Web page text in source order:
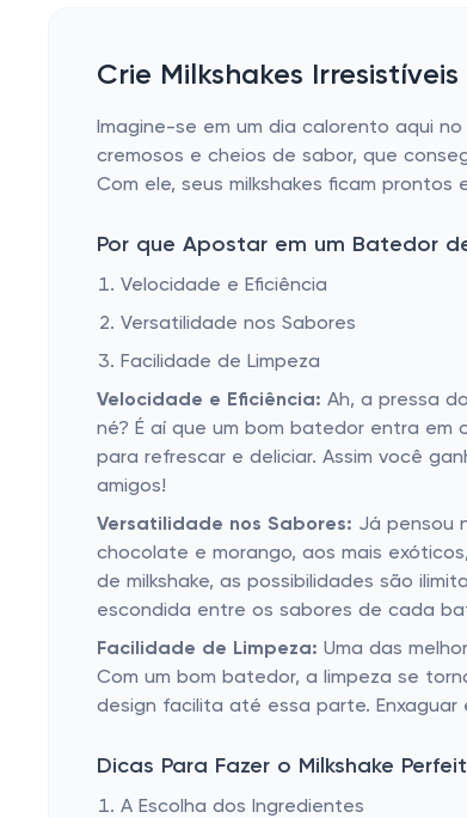
Crie Milkshakes
Imagine-se em um dia calorento aqui
cremosos e cheios de sabor, que
Com ele, seus milkshakes ficam
Por que Apostar em um Batedor
Velocidade e Eficiência
Versatilidade nos Sabores
Facilidade de Limpeza
Velocidade e Eficiência: Ah, a pressa
né? É aí que um bom batedor entra em
para refrescar e deliciar. Assim você
amigos!
Versatilidade nos Sabores: Já pensou
chocolate e morango, aos mais
de milkshake, as possibilidades são
escondida entre os sabores de cada
Facilidade de Limpeza: Uma das
Com um bom batedor, a limpeza se
design facilita até essa parte.
Dicas Para Fazer o Milkshake
A Escolha dos Ingredientes